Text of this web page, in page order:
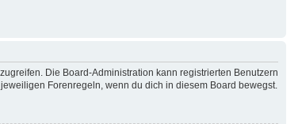
Die Board-Administration kann registrierten Benutzern
Forenregeln, wenn du dich in diesem Board bewegst.